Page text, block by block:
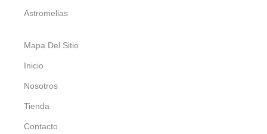
Astromelias
Mapa Del Sitio
Inicio
Nosotros
Tienda
Contacto